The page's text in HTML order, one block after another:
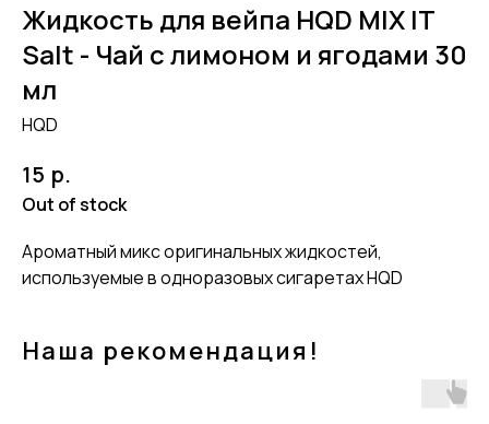
Жидкость для вейпа HQD MIX IT
Salt - Чай с лимоном и ягодами 30
мл
HQD
15 р.
Out of stock
Ароматный микс оригинальных жидкостей,
используемые в одноразовых сигаретах HQD
Наша рекомендация!